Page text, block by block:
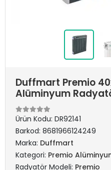
Duffmart Premio
Alüminyum
Ürün Kodu: DR92141
Barkod: 8681966124249
Marka: Duffmart
Kategori: Premio
Radyatör Modeli: Premio